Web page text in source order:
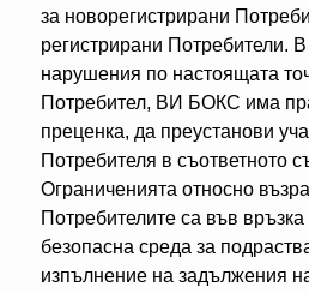
за новорегистрирани
регистрирани Потребители.
нарушения по настоящата
Потребител, ВИ БОКС има
преценка, да преустанови
Потребителя в съответното
Ограниченията относно
Потребителите са във
безопасна среда за
изпълнение на задължения